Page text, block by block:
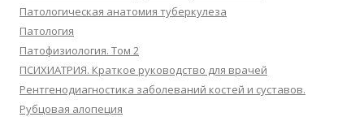
Патологическая анатомия туберкулеза
Патология
Патофизиология. Том 2
ПСИХИАТРИЯ. Краткое руководство для врачей
Рентгенодиагностика заболеваний костей и суставов.
Рубцовая алопеция